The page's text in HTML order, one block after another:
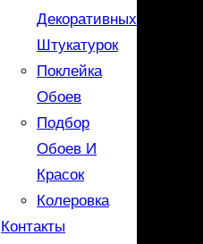
Декоративных
Штукатурок
Поклейка
Обоев
Подбор
Обоев И
Красок
Колеровка
Контакты